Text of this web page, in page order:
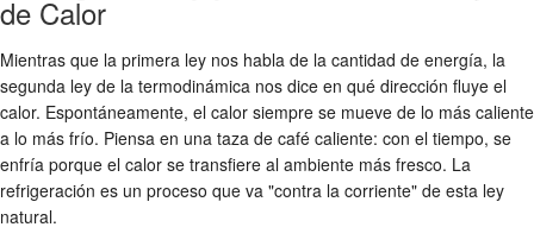
de Calor
Mientras que la primera ley nos habla de la cantidad de energía, la
segunda ley de la termodinámica nos dice en qué dirección fluye el
calor. Espontáneamente, el calor siempre se mueve de lo más caliente
a lo más frío. Piensa en una taza de café caliente: con el tiempo, se
enfría porque el calor se transfiere al ambiente más fresco. La
refrigeración es un proceso que va "contra la corriente" de esta ley
natural.